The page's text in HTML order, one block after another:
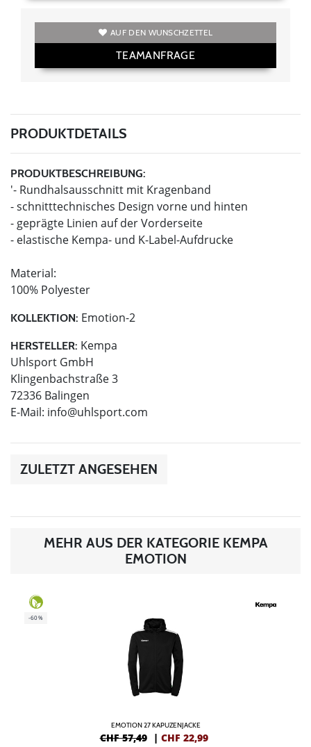
AUF DEN WUNSCHZETTEL
TEAMANFRAGE
PRODUKTDETAILS
PRODUKTBESCHREIBUNG:
'- Rundhalsausschnitt mit Kragenband
- schnitttechnisches Design vorne und hinten
- geprägte Linien auf der Vorderseite
- elastische Kempa- und K-Label-Aufdrucke
Material:
100% Polyester
KOLLEKTION: Emotion-2
HERSTELLER: Kempa
Uhlsport GmbH
Klingenbachstraße 3
72336 Balingen
E-Mail: info@uhlsport.com
ZULETZT ANGESEHEN
MEHR AUS DER KATEGORIE KEMPA
EMOTION
-60%
EMOTION 27 KAPUZENJACKE
CHF 57,49 | CHF 22,99